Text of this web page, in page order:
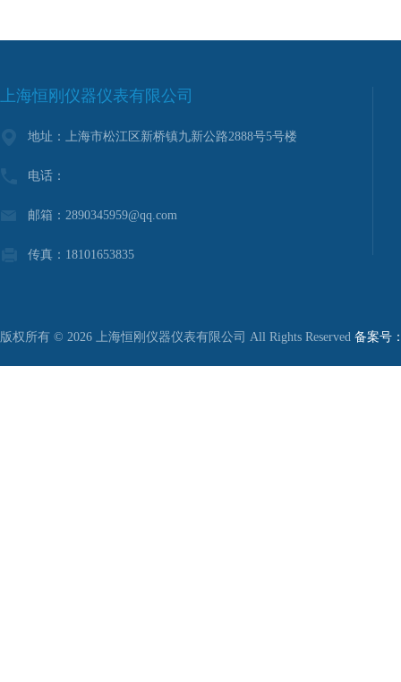
上海恒刚仪器仪表有限公司
地址：上海市松江区新桥镇九新公路2888号5号楼
电话：
邮箱：2890345959@qq.com
传真：18101653835
版权所有 © 2026 上海恒刚仪器仪表有限公司 All Rights Reserved 备案号